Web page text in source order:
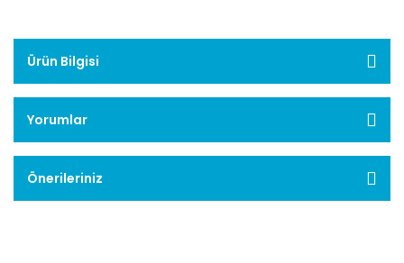
Ürün Bilgisi
Yorumlar
Önerileriniz